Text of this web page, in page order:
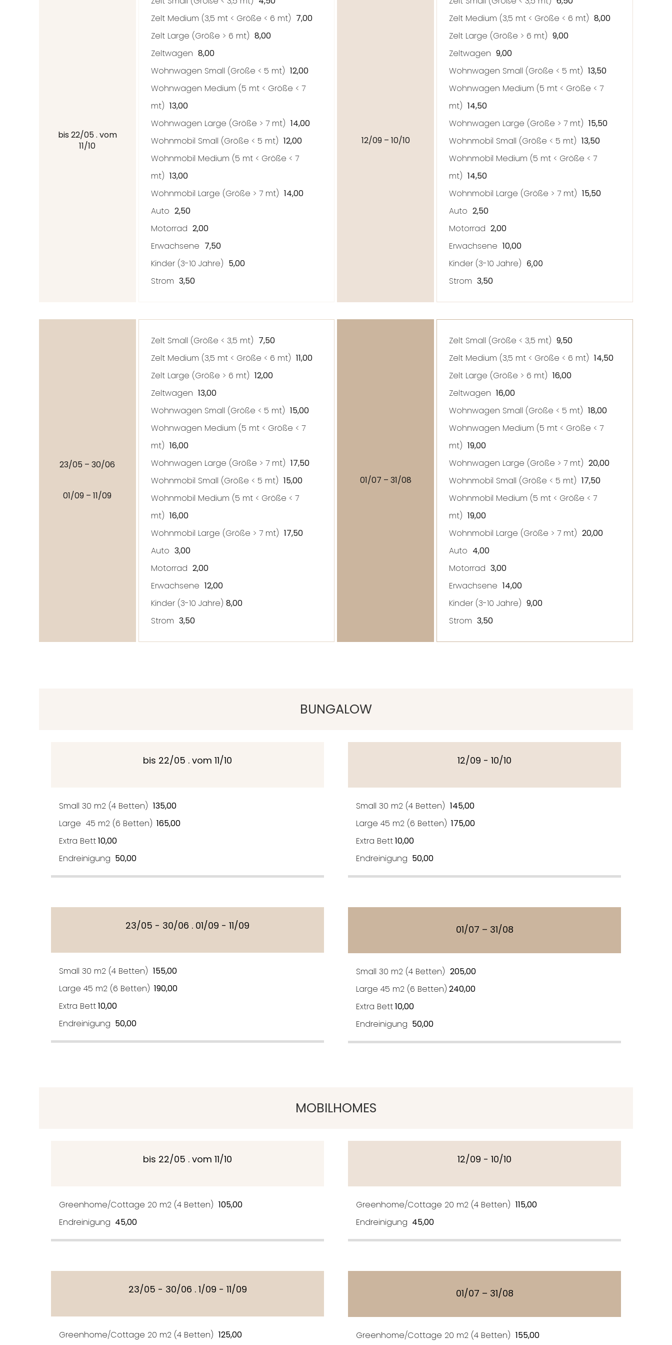
bis 22/05 . vom
11/10
Zelt Medium (3,5 mt < Größe < 6 mt) 7,00
Zelt Large (Größe > 6 mt) 8,00
Zeltwagen 8,00
Wohnwagen Small (Größe < 5 mt) 12,00
Wohnwagen Medium (5 mt < Größe < 7
mt) 13,00
Wohnwagen Large (Größe > 7 mt) 14,00
Wohnmobil Small (Größe < 5 mt) 12,00
Wohnmobil Medium (5 mt < Größe < 7
mt) 13,00
Wohnmobil Large (Größe > 7 mt) 14,00
Auto 2,50
Motorrad 2,00
Erwachsene 7,50
Kinder (3-10 Jahre) 5,00
Strom 3,50
12/09 – 10/10
Zelt Medium (3,5 mt < Größe < 6 mt)8,00
Zelt Large (Größe > 6 mt)9,00
Zeltwagen9,00
Wohnwagen Small (Größe < 5 mt)13,50
Wohnwagen Medium (5 mt < Größe < 7
mt)14,50
Wohnwagen Large (Größe > 7 mt)15,50
Wohnmobil Small (Größe < 5 mt)13,50
Wohnmobil Medium (5 mt < Größe < 7
mt)14,50
Wohnmobil Large (Größe > 7 mt)15,50
Auto2,50
Motorrad2,00
Erwachsene10,00
Kinder (3-10 Jahre) 6,00
Strom3,50
23/05 – 30/06
01/09 – 11/09
Zelt Small (Größe < 3,5 mt) 7,50
Zelt Medium (3,5 mt < Größe < 6 mt) 11,00
Zelt Large (Größe > 6 mt) 12,00
Zeltwagen 13,00
Wohnwagen Small (Größe < 5 mt) 15,00
Wohnwagen Medium (5 mt < Größe < 7
mt) 16,00
Wohnwagen Large (Größe > 7 mt) 17,50
Wohnmobil Small (Größe < 5 mt) 15,00
Wohnmobil Medium (5 mt < Größe < 7
mt) 16,00
Wohnmobil Large (Größe > 7 mt) 17,50
Auto 3,00
Motorrad 2,00
Erwachsene 12,00
Kinder (3-10 Jahre) 8,00
Strom 3,50
01/07 – 31/08
Zelt Small (Größe < 3,5 mt)9,50
Zelt Medium (3,5 mt < Größe < 6 mt)14,50
Zelt Large (Größe > 6 mt)16,00
Zeltwagen16,00
Wohnwagen Small (Größe < 5 mt)18,00
Wohnwagen Medium (5 mt < Größe < 7
mt)19,00
Wohnwagen Large (Größe > 7 mt)20,00
Wohnmobil Small (Größe < 5 mt)17,50
Wohnmobil Medium (5 mt < Größe < 7
mt)19,00
Wohnmobil Large (Größe > 7 mt)20,00
Auto 4,00
Motorrad3,00
Erwachsene14,00
Kinder (3-10 Jahre)9,00
Strom3,50
BUNGALOW
bis 22/05 . vom 11/10
Small 30 m2 (4 Betten) 135,00
Large 45 m2 (6 Betten) 165,00
Extra Bett10,00
Endreinigung 50,00
23/05 - 30/06 . 01/09 - 11/09
Small 30 m2 (4 Betten) 155,00
Large 45 m2 (6 Betten) 190,00
Extra Bett10,00
Endreinigung 50,00
12/09 - 10/10
Small 30 m2 (4 Betten) 145,00
Large 45 m2 (6 Betten) 175,00
Extra Bett10,00
Endreinigung 50,00
01/07 – 31/08
Small 30 m2 (4 Betten) 205,00
Large 45 m2 (6 Betten) 240,00
Extra Bett10,00
Endreinigung 50,00
MOBILHOMES
bis 22/05 . vom 11/10
Greenhome/Cottage 20 m2 (4 Betten) 105,00
Endreinigung 45,00
23/05 - 30/06 . 1/09 - 11/09
Greenhome/Cottage 20 m2 (4 Betten) 125,00
12/09 - 10/10
Greenhome/Cottage 20 m2 (4 Betten) 115,00
Endreinigung 45,00
01/07 – 31/08
Greenhome/Cottage 20 m2 (4 Betten) 155,00